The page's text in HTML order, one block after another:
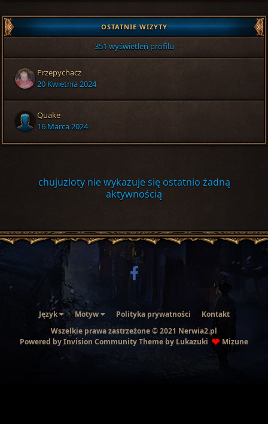
OSTATNIE WIZYTY
351 wyświetleń profilu
Przepychacz
20 Kwietnia 2024
Quake
16 Marca 2024
chujuzloty nie wykazuje się ostatnio żadną
aktywnością
Język Motyw Polityka prywatności
Kontakt
Wszelkie prawa zastrzeżone © 2021 Nerwia2.pl
Powered by Invision Community Theme by Lukazuki Mizune